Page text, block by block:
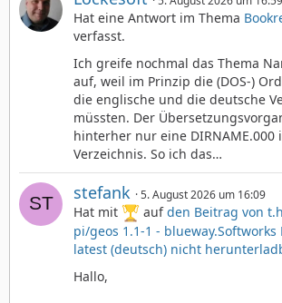
Hat eine Antwort im Thema
verfasst.
Ich greife nochmal das Thema
auf, weil im Prinzip die (DOS-)
die englische und die deutsche
müssten. Der
hinterher nur eine DIRNAME.000
Verzeichnis. So ich das…
stefank 5. August 2026 um 16:09
Hat mit aufden Beitrag von
pi/geos 1.1-1 - blueway.Softworks
latest (deutsch) nicht
Hallo,